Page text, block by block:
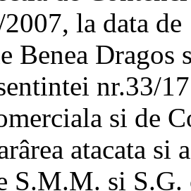
la data
Benea
nr.33/
si de
atacata si
S.M.M. si S.G.